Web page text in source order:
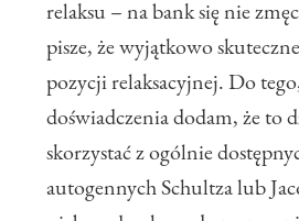
relaksu – na bank się nie
pisze, że wyjątkowo
pozycji relaksacyjnej. Do
doświadczenia dodam, że to
skorzystać z ogólnie
autogennych Schultza lub